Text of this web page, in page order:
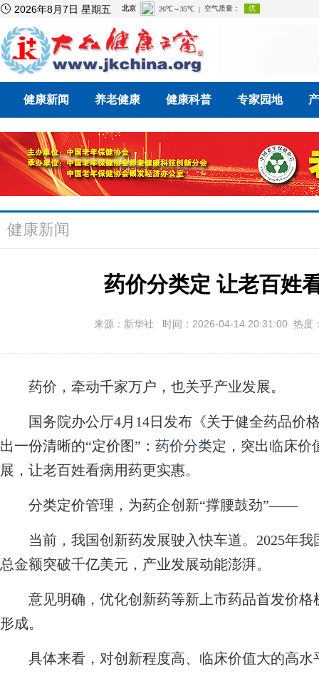
 2026年8月7日 星期五
健康新闻 养老健康 健康科普 专家园地
健康新闻
药价分类定 让老百姓
来源：新华社 时间：2026-04-14 20:31:00 热度
药价，牵动千家万户，也关乎产业发展。
国务院办公厅4月14日发布《关于健全药品价
出一份清晰的“定价图”： 药价分类定，突出临床价
展，让老百姓看病用药更实惠。
分类定价管理，为药企创新“撑腰鼓劲”——
当前，我国创新药发展驶入快车道。2025年我
总金额突破千亿美元，产业发展动能澎湃。
意见明确，优化创新药等新上市药品首发价格
形成。
具体来看，对创新程度高、临床价值大的高水